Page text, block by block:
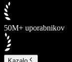
50M+ uporabnikov